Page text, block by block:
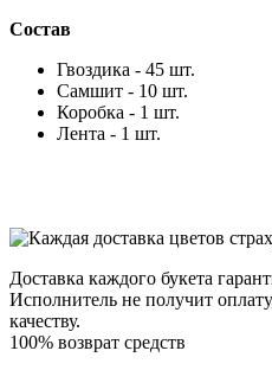
Состав
Гвоздика - 45 шт.
Самшит - 10 шт.
Коробка - 1 шт.
Лента - 1 шт.
Доставка каждого букета
Исполнитель не получит
качеству.
100% возврат средств